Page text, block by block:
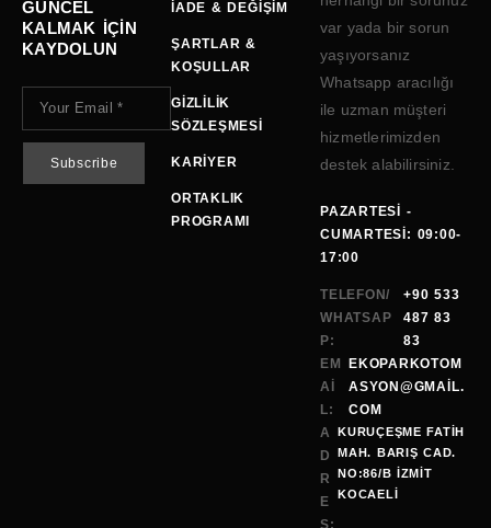
GÜNCEL
KALMAK IÇIN
KAYDOLUN
İADE & DEĞIŞIM
ŞARTLAR &
KOŞULLAR
GIZLILIK
SÖZLEŞMESI
KARIYER
ORTAKLIK
PROGRAMI
var yada bir sorun
yaşıyorsanız
Whatsapp aracılığı
ile uzman müşteri
hizmetlerimizden
destek alabilirsiniz.
PAZARTESI -
CUMARTESI: 09:00-
17:00
TELEFON/
WHATSAP
P:
+90 533
487 83
83
EM
AI
L:
EKOPARKOTOM
ASYON@GMAİL.
COM
A
D
R
E
S:
KURUÇEŞME FATİH
MAH. BARIŞ CAD.
NO:86/B İZMİT
KOCAELI